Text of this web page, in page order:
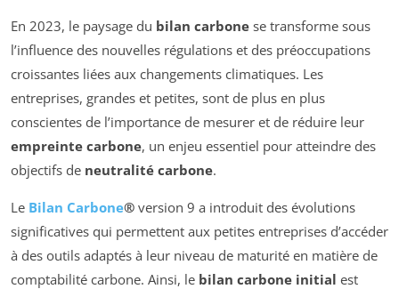
En 2023, le paysage du bilan carbone se transforme sous
l’influence des nouvelles régulations et des préoccupations
croissantes liées aux changements climatiques. Les
entreprises, grandes et petites, sont de plus en plus
conscientes de l’importance de mesurer et de réduire leur
empreinte carbone, un enjeu essentiel pour atteindre des
objectifs de neutralité carbone.
Le Bilan Carbone® version 9 a introduit des évolutions
significatives qui permettent aux petites entreprises d’accéder
à des outils adaptés à leur niveau de maturité en matière de
comptabilité carbone. Ainsi, le bilan carbone initial est